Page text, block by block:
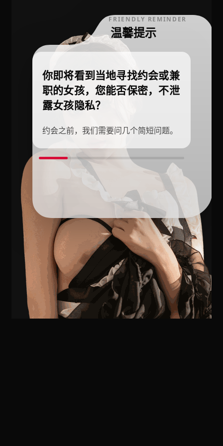
FRIENDLY REMINDER
温馨提示
你即将看到当地寻找约会或兼
职的女孩，您能否保密，不泄
露女孩隐私？
约会之前，我们需要问几个简短问题。